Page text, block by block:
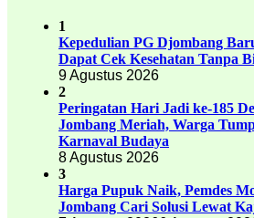
1
Kepedulian PG Djombang
Dapat Cek Kesehatan Tanpa
9 Agustus 2026
2
Peringatan Hari Jadi ke-185
Jombang Meriah, Warga
Karnaval Budaya
8 Agustus 2026
3
Harga Pupuk Naik, Pemdes
Jombang Cari Solusi Lewat